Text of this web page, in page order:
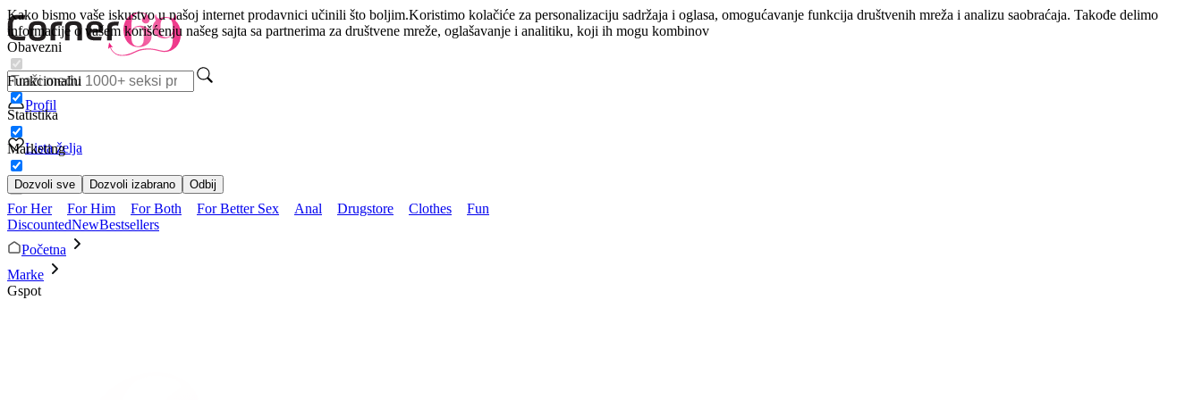
Kako bismo vaše iskustvo u našoj internet prodavnici učinili što boljim.Koristimo kolačiće za personalizaciju sadržaja i oglasa, omogućavanje funkcija društvenih mreža i analizu saobraćaja. Takođe delimo
informacije o vašem korišćenju našeg sajta sa partnerima za društvene mreže, oglašavanje i analitiku, koji ih mogu kombinov
Obavezni
Funkcionalni
Statistika
Marketing
Dozvoli sve Dozvoli izabrano Odbij
Profil
Lista želja
For Her For Him For Both For Better Sex Anal Drugstore Clothes
Fun
DiscountedNewBestsellers
Početna
Marke
Gspot